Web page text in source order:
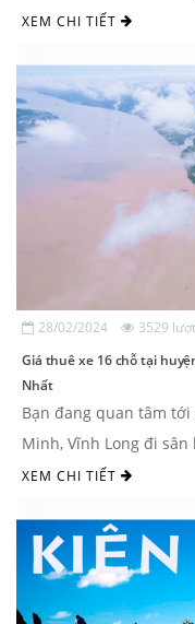
và viếng chùa Bà. Vậy
XEM CHI TIẾT
28/02/2024 3529
Giá thuê xe 16 chỗ tại
Nhất
Bạn đang quan tâm
Minh, Vĩnh Long đi
giá bao nhiêu tiền và
XEM CHI TIẾT